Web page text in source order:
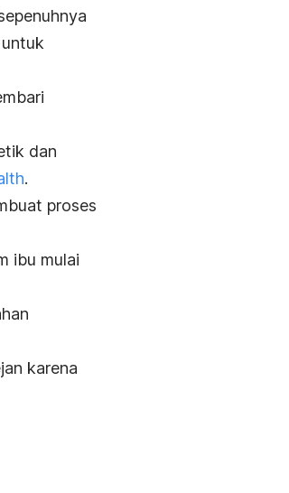
dan
.
proses
ibu mulai
karena